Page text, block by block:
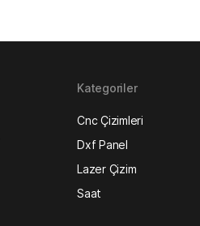
Kategoriler
Cnc Çizimleri
Dxf Panel
Lazer Çizim
Saat